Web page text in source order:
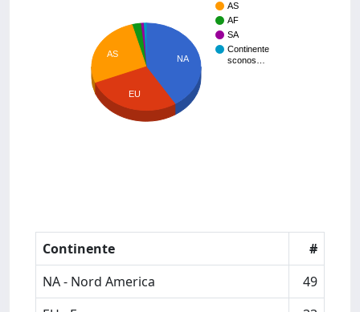
AS
AF
SA
Continente
sconos…
NA
AS
EU
Continente
#
NA - Nord America
49